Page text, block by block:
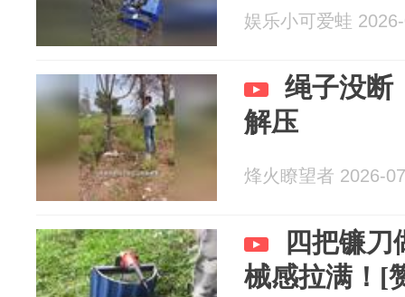
娱乐小可爱蛙
绳子没断
解压
烽火瞭望者 2026-
四把镰
械感拉满！[